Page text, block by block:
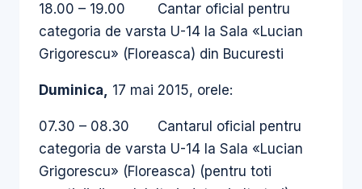
18.00 – 19.00 Cantar oficial pentru
categoria de varsta U-14 la Sala «Lucian
Grigorescu» (Floreasca) din Bucuresti
Duminica, 17 mai 2015, orele:
07.30 – 08.30 Cantarul oficial pentru
categoria de varsta U-14 la Sala «Lucian
Grigorescu» (Floreasca) (pentru toti